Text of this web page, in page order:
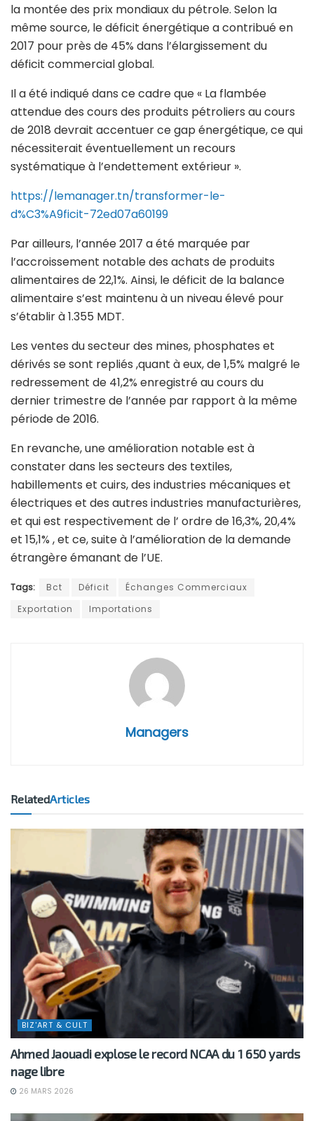
la montée des prix mondiaux du pétrole. Selon la
même source, le déficit énergétique a contribué en
2017 pour près de 45% dans l’élargissement du
déficit commercial global.
Il a été indiqué dans ce cadre que « La flambée
attendue des cours des produits pétroliers au cours
de 2018 devrait accentuer ce gap énergétique, ce qui
nécessiterait éventuellement un recours
systématique à l’endettement extérieur ».
https://lemanager.tn/transformer-le-
d%C3%A9ficit-72ed07a60199
Par ailleurs, l’année 2017 a été marquée par
l’accroissement notable des achats de produits
alimentaires de 22,1%. Ainsi, le déficit de la balance
alimentaire s’est maintenu à un niveau élevé pour
s’établir à 1.355 MDT.
Les ventes du secteur des mines, phosphates et
dérivés se sont repliés ,quant à eux, de 1,5% malgré le
redressement de 41,2% enregistré au cours du
dernier trimestre de l’année par rapport à la même
période de 2016.
En revanche, une amélioration notable est à
constater dans les secteurs des textiles,
habillements et cuirs, des industries mécaniques et
électriques et des autres industries manufacturières,
et qui est respectivement de l’ ordre de 16,3%, 20,4%
et 15,1% , et ce, suite à l’amélioration de la demande
étrangère émanant de l’UE.
Tags: Bct Déficit
Échanges Commerciaux
Exportation
Importations
Managers
RelatedArticles
BIZ'ART & CULT
Ahmed Jaouadi explose le record NCAA du 1 650 yards
nage libre
26 MARS 2026